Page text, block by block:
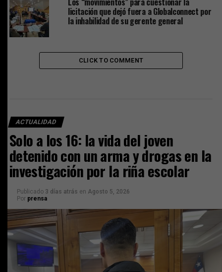
licitación que dejó fuera a Globalconnect por
la inhabilidad de su gerente general
CLICK TO COMMENT
ACTUALIDAD
Solo a los 16: la vida del joven
detenido con un arma y drogas en la
investigación por la riña escolar
Publicado 3 días atrás en Agosto 5, 2026
Por prensa